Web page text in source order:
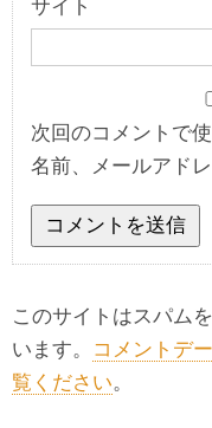
サイト
次回のコメントで
名前、メールアド
このサイトはスパム
います。 コメントデ
覧ください。